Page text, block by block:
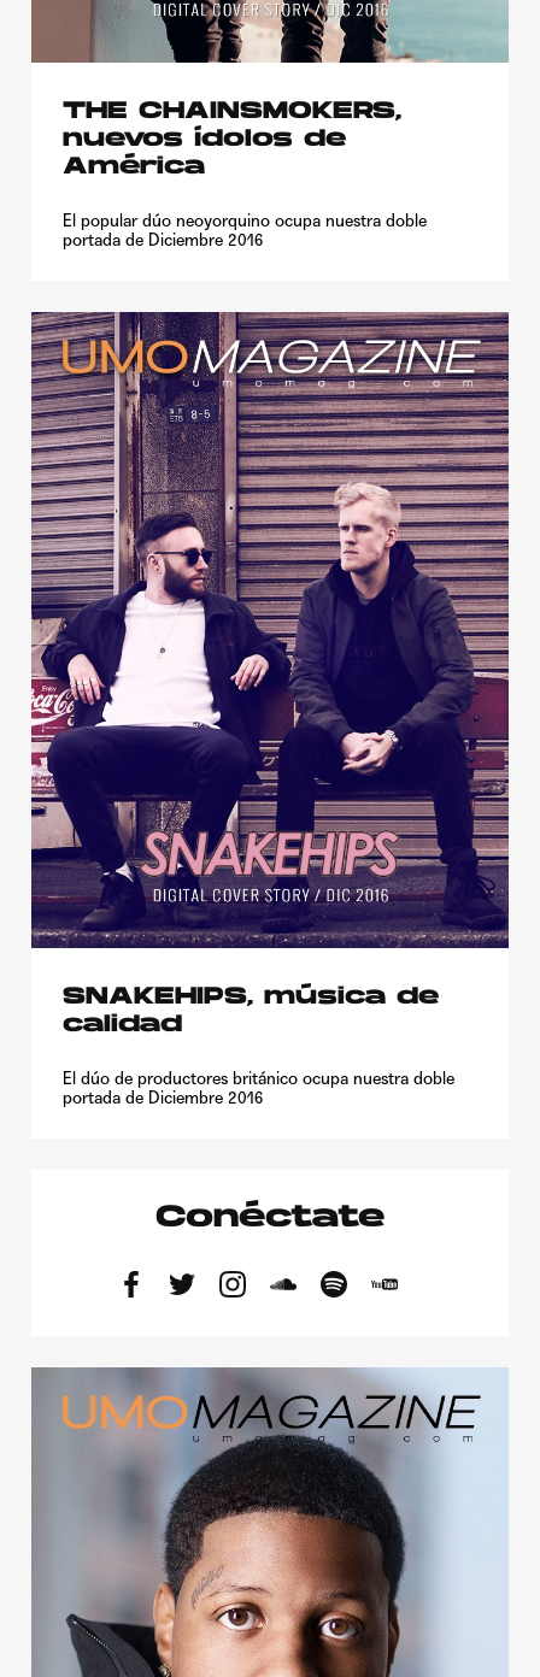
THE CHAINSMOKERS,
nuevos ídolos de
América
El popular dúo neoyorquino ocupa nuestra doble
portada de Diciembre 2016
SNAKEHIPS, música de
calidad
El dúo de productores británico ocupa nuestra doble
portada de Diciembre 2016
Conéctate